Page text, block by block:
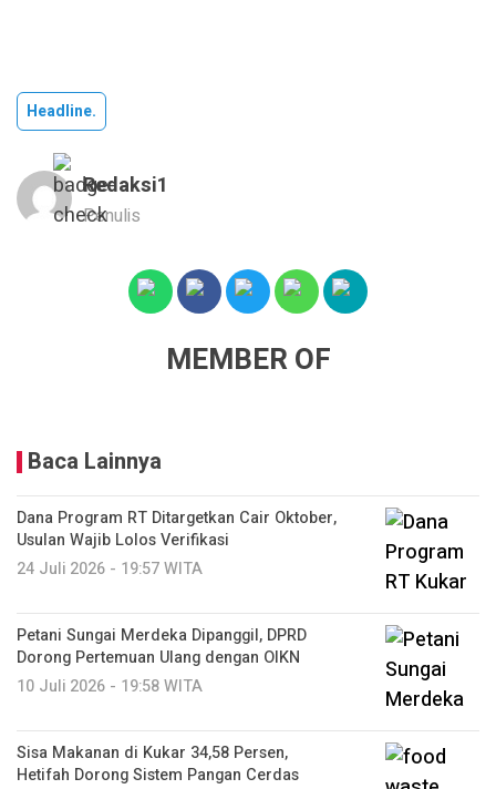
Headline.
Redaksi1
Penulis
MEMBER OF
Baca Lainnya
Dana Program RT Ditargetkan Cair Oktober,
Usulan Wajib Lolos Verifikasi
24 Juli 2026 - 19:57 WITA
Petani Sungai Merdeka Dipanggil, DPRD
Dorong Pertemuan Ulang dengan OIKN
10 Juli 2026 - 19:58 WITA
Sisa Makanan di Kukar 34,58 Persen,
Hetifah Dorong Sistem Pangan Cerdas